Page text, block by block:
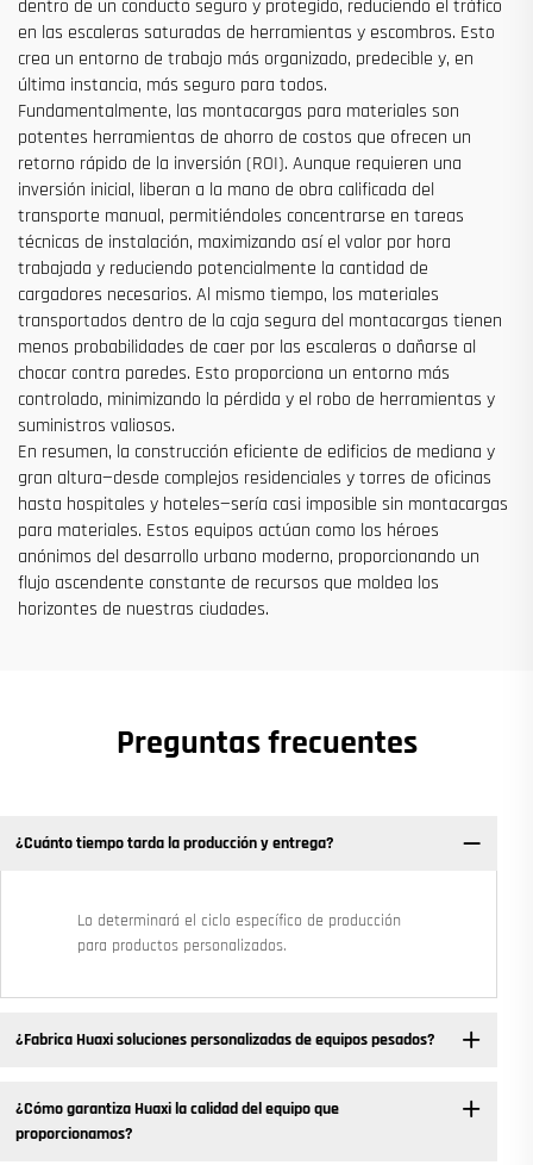
dentro de un conducto seguro y protegido, reduciendo el tráfico
en las escaleras saturadas de herramientas y escombros. Esto
crea un entorno de trabajo más organizado, predecible y, en
última instancia, más seguro para todos.
Fundamentalmente, las montacargas para materiales son
potentes herramientas de ahorro de costos que ofrecen un
retorno rápido de la inversión (ROI). Aunque requieren una
inversión inicial, liberan a la mano de obra calificada del
transporte manual, permitiéndoles concentrarse en tareas
técnicas de instalación, maximizando así el valor por hora
trabajada y reduciendo potencialmente la cantidad de
cargadores necesarios. Al mismo tiempo, los materiales
transportados dentro de la caja segura del montacargas tienen
menos probabilidades de caer por las escaleras o dañarse al
chocar contra paredes. Esto proporciona un entorno más
controlado, minimizando la pérdida y el robo de herramientas y
suministros valiosos.
En resumen, la construcción eficiente de edificios de mediana y
gran altura—desde complejos residenciales y torres de oficinas
hasta hospitales y hoteles—sería casi imposible sin montacargas
para materiales. Estos equipos actúan como los héroes
anónimos del desarrollo urbano moderno, proporcionando un
flujo ascendente constante de recursos que moldea los
horizontes de nuestras ciudades.
Preguntas frecuentes
¿Cuánto tiempo tarda la producción y entrega?
Lo determinará el ciclo específico de producción
para productos personalizados.
¿Fabrica Huaxi soluciones personalizadas de equipos pesados?
¿Cómo garantiza Huaxi la calidad del equipo que
proporcionamos?